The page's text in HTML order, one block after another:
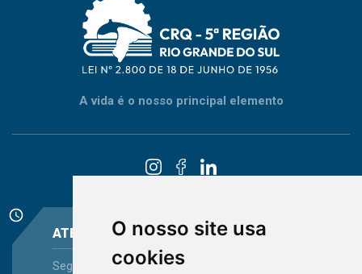
O nosso site usa
cookies
A vida é o nosso principal elemento
schedule
ATENDIMENTO
Segunda-feira a Sexta-feira - das 08:30 às 12:15 e